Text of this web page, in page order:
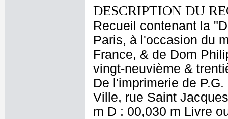
DESCRIPTION DU
Recueil contenant la
Paris, à l'occasion du
France, & de Dom
vingt-neuvième &
De l'imprimerie de
Ville, rue Saint
m D : 00,030 m Livre